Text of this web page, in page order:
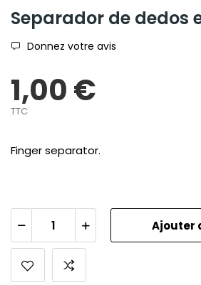
Separador de dedos
Donnez votre avis
1,00 €
TTC
Finger separator.
Ajouter